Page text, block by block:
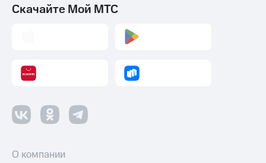
Скачайте Мой МТС
О компании